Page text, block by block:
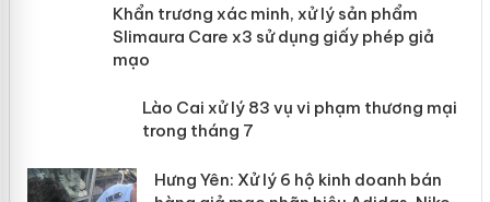
Khẩn trương xác minh, xử lý sản phẩm
Slimaura Care x3 sử dụng giấy phép
mại trong tháng 7